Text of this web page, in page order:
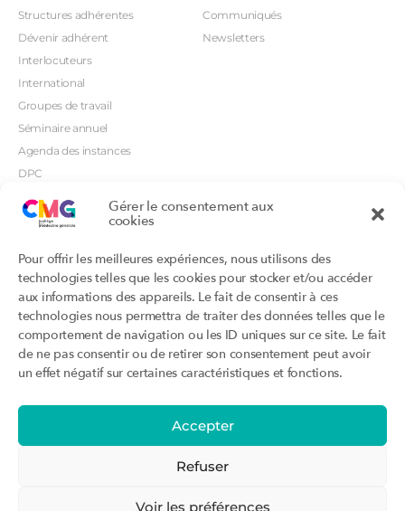
Gérer le consentement aux
cookies
Pour offrir les meilleures expériences, nous utilisons des
technologies telles que les cookies pour stocker et/ou accéder
aux informations des appareils. Le fait de consentir à ces
technologies nous permettra de traiter des données telles que le
comportement de navigation ou les ID uniques sur ce site. Le fait
de ne pas consentir ou de retirer son consentement peut avoir
un effet négatif sur certaines caractéristiques et fonctions.
Accepter
Refuser
Voir les préférences
Structures adhérentes
Dévenir adhérent
Interlocuteurs
International
Groupes de travail
Séminaire annuel
Agenda des instances
DPC
Orientations prioritaires
Communiqués
Newsletters
Productions
Productions du Collège
Productions des structures
adhérentes
Labellisation
Addictions et médecine générale
Et si c’était une maladie rare ?
Portails
Annuaire DU/DIU
Archimede.fr
Ebmfrance.net
Toutes les recos
Certificats-absurdes.fr
la contraception dite masculine
Activité « sommeil »
Évènements
CMGF 2025
CMGF - Editions précédentes